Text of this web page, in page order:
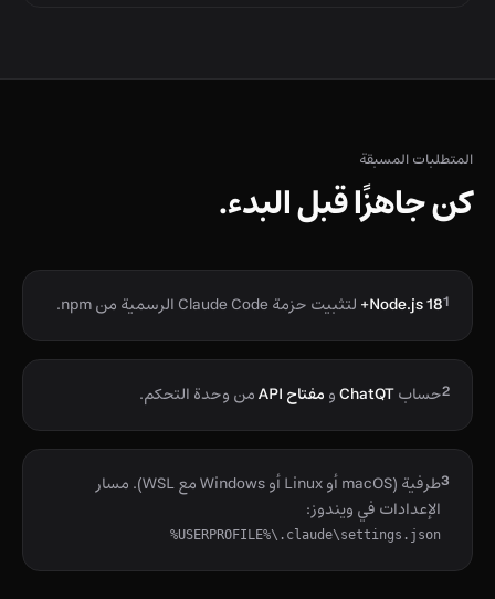
المتطلبات المسبقة
كن جاهزًا قبل البدء.
1
Node.js 18+ لتثبيت حزمة Claude Code الرسمية من npm.
2حسابChatQTو مفتاح API من وحدة التحكم.
3
طرفية (macOS أو Linux أو Windows مع WSL). مسار
الإعدادات في ويندوز:
%USERPROFILE%\.claude\settings.json